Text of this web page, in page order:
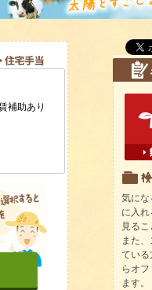
気にな
に入
見るこ
また
ている
らオ
ます。